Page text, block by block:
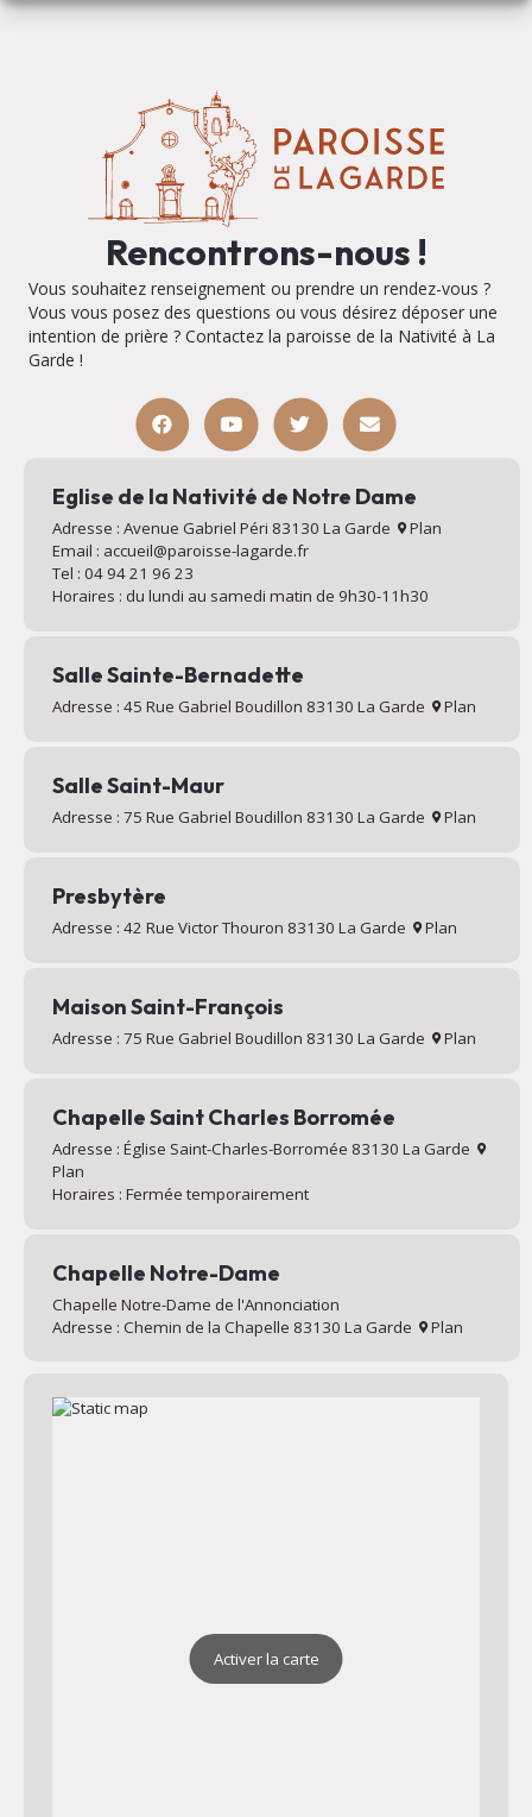
Rencontrons-nous !
Vous souhaitez renseignement ou prendre un rendez-vous ?
Vous vous posez des questions ou vous désirez déposer une
intention de prière ? Contactez la paroisse de la Nativité à La
Garde !
Eglise de la Nativité de Notre Dame
Adresse : Avenue Gabriel Péri 83130 La Garde
Plan
Email : accueil@paroisse-lagarde.fr
Tel : 04 94 21 96 23
Horaires : du lundi au samedi matin de 9h30-11h30
Salle Sainte-Bernadette
Adresse : 45 Rue Gabriel Boudillon 83130 La Garde Plan
Salle Saint-Maur
Adresse : 75 Rue Gabriel Boudillon 83130 La Garde Plan
Presbytère
Adresse : 42 Rue Victor Thouron 83130 La Garde Plan
Maison Saint-François
Adresse : 75 Rue Gabriel Boudillon 83130 La Garde Plan
Chapelle Saint Charles Borromée
Adresse : Église Saint-Charles-Borromée 83130 La Garde
Plan
Horaires : Fermée temporairement
Chapelle Notre-Dame
Chapelle Notre-Dame de l'Annonciation
Adresse : Chemin de la Chapelle 83130 La Garde
Plan
Activer la carte